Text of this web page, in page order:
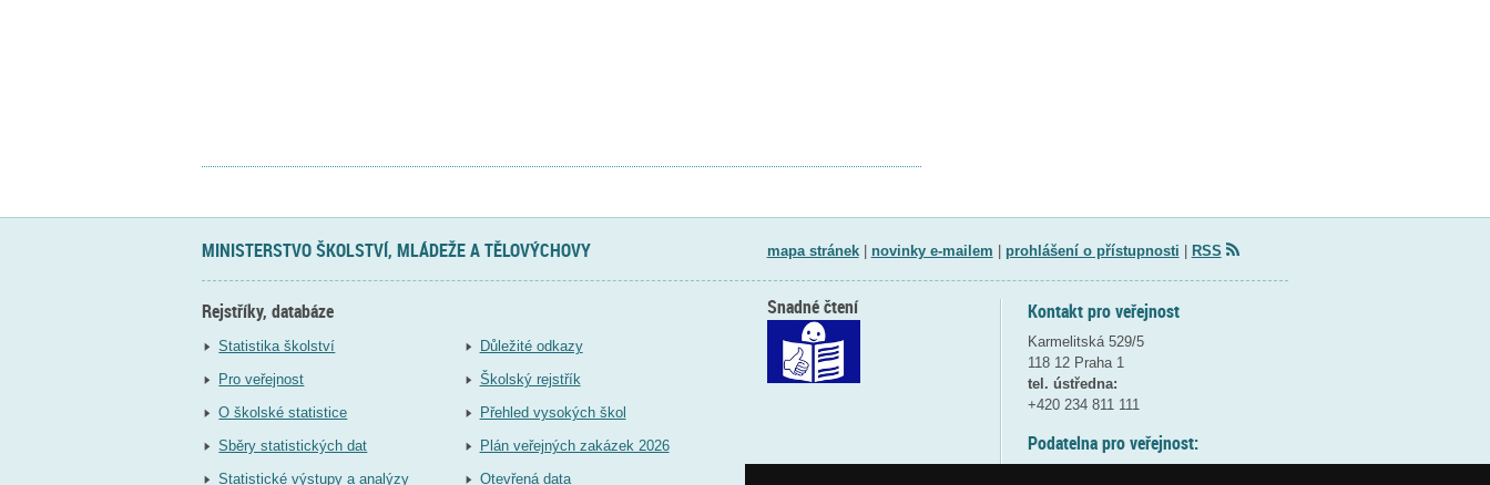
MINISTERSTVO ŠKOLSTVÍ, MLÁDEŽE A TĚLOVÝCHOVY mapa stránek| novinky e-mailem | prohlášení o přístupnosti | RSS
Rejstříky, databáze
Statistika školství
Pro veřejnost
O školské statistice
Sběry statistických dat
Statistické výstupy a analýzy
Důležité odkazy
Školský rejstřík
Přehled vysokých škol
Plán veřejných zakázek 2026
Otevřená data
Kontakt pro veřejnost
Karmelitská 529/5
118 12 Praha 1
tel. ústředna:
+420 234 811 111
Podatelna pro veřejnost:
Snadné čtení